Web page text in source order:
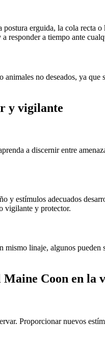
erguida, la cola recta
responder a tiempo ante
animales no deseados, ya
y vigilante
a discernir entre
estímulos adecuados
vigilante y protector.
linaje, algunos
Coon en la
Proporcionar nuevos